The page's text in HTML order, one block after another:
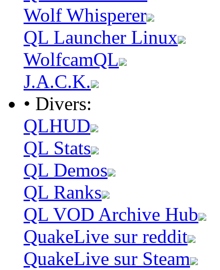
Wolf Whisperer
QL Launcher Linux
WolfcamQL
J.A.C.K.
• Divers:
QLHUD
QL Stats
QL Demos
QL Ranks
QL VOD Archive Hub
QuakeLive sur reddit
QuakeLive sur Steam